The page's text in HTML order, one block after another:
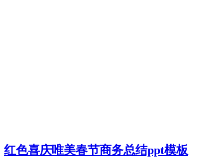
红色喜庆唯美春节商务总结ppt模板